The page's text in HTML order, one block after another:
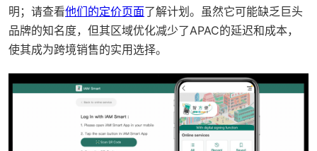
明；请查看他们的定价页面了解计划。虽然它可能缺乏巨头
品牌的知名度，但其区域优化减少了APAC的延迟和成本，
使其成为跨境销售的实用选择。